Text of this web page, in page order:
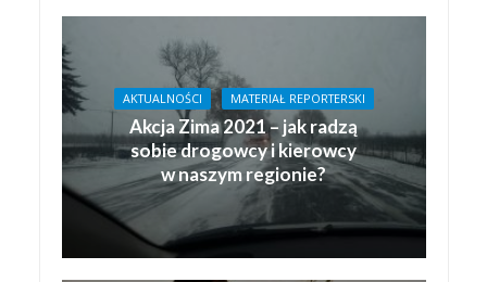
AKTUALNOŚCI MATERIAŁ REPORTERSKI
Akcja Zima 2021 – jak radzą
sobie drogowcy i kierowcy
w naszym regionie?